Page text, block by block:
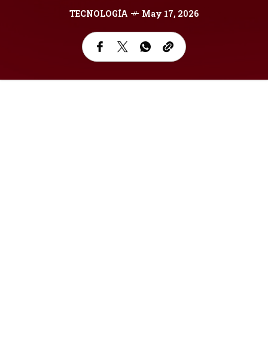
TECNOLOGÍA May 17, 2026